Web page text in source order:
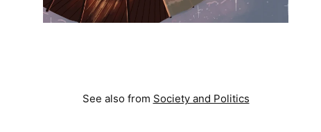
See also from Society and Politics